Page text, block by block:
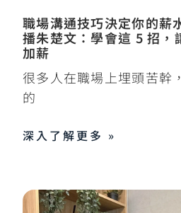
職場溝通技巧決定你的薪
播朱楚文：學會這 5 招，
加薪
很多人在職場上埋頭苦幹
的
深入了解更多 »